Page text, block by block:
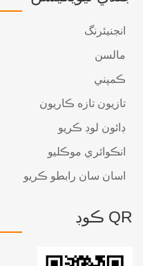
انجنيئرنگ
مالسن
ڪمپني
تازيون تازه ڪاريون
ڊائون لوڊ ڪريو
انڪوائري موڪليو
اسان سان رابطو ڪريو
QR ڪوڊ